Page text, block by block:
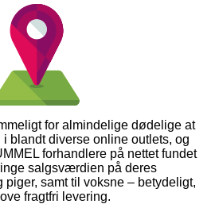
for almindelige dødelige at
blandt diverse online outlets, og
forhandlere på nettet fundet
salgsværdien på deres
piger, samt til voksne – betydeligt,
fragtfri levering.